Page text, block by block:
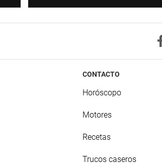
CONTACTO
Horóscopo
Motores
Recetas
Trucos caseros